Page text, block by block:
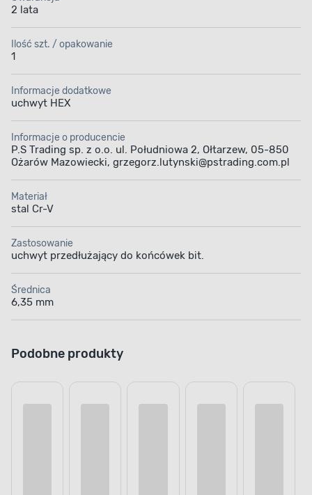
2 lata
Ilość szt. / opakowanie
1
Informacje dodatkowe
uchwyt HEX
Informacje o producencie
P.S Trading sp. z o.o. ul. Południowa 2, Ołtarzew, 05-850
Ożarów Mazowiecki, grzegorz.lutynski@pstrading.com.pl
Materiał
stal Cr-V
Zastosowanie
uchwyt przedłużający do końcówek bit.
Średnica
6,35 mm
Podobne produkty